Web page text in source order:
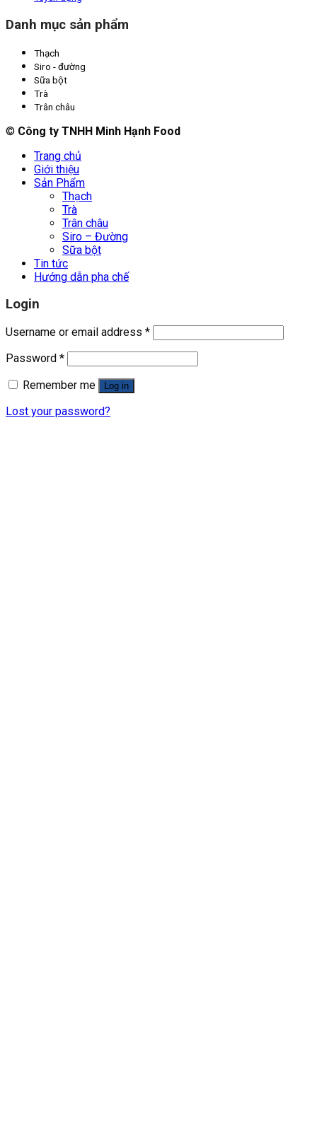
Danh mục sản phẩm
Thạch
Siro - đường
Sữa bột
Trà
Trân châu
© Công ty TNHH Minh Hạnh Food
Trang chủ
Giới thiệu
Sản Phẩm
Thạch
Trà
Trân châu
Siro – Đường
Sữa bột
Tin tức
Hướng dẫn pha chế
Login
Username or email address *
Password *
Remember me
Log in
Lost your password?